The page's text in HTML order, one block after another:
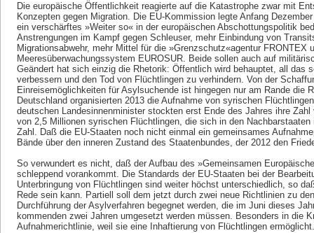
Die europäische Öffentlichkeit reagierte auf die Katastrophe zwar mit
Konzepten gegen Migration. Die EU-Kommission legte Anfang
ein verschärftes »Weiter so« in der europäischen Abschottungspolitik
Anstrengungen im Kampf gegen Schleuser, mehr Einbindung von
Migrationsabwehr, mehr Mittel für die »Grenzschutz«agentur FRONTEX
Meeresüberwachungssystem EUROSUR. Beide sollen auch auf
Geändert hat sich einzig die Rhetorik: Öffentlich wird behauptet, all das
verbessern und den Tod von Flüchtlingen zu verhindern. Von der
Einreisemöglichkeiten für Asylsuchende ist hingegen nur am Rande die
Deutschland organisierten 2013 die Aufnahme von syrischen
deutschen Landesinnenminister stockten erst Ende des Jahres ihre
von 2,5 Millionen syrischen Flüchtlingen, die sich in den
Zahl. Daß die EU-Staaten noch nicht einmal ein gemeinsames
Bände über den inneren Zustand des Staatenbundes, der 2012 den
So verwundert es nicht, daß der Aufbau des »Gemeinsamen
schleppend vorankommt. Die Standards der EU-Staaten bei der
Unterbringung von Flüchtlingen sind weiter höchst unterschiedlich, so
Rede sein kann. Partiell soll dem jetzt durch zwei neue Richtlinien zu
Durchführung der Asylverfahren begegnet werden, die im Juni dieses
kommenden zwei Jahren umgesetzt werden müssen. Besonders in die
Aufnahmerichtlinie, weil sie eine Inhaftierung von Flüchtlingen ermöglicht.